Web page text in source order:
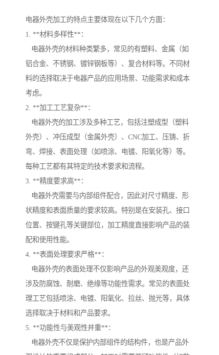
电器外壳加工的特点主要体现在以下几个方面：
1. **材料多样性**：
电器外壳的材料种类繁多，常见的有塑料、金属（如
铝合金、不锈钢、镀锌钢板等）、复合材料等。不同材
料的选择取决于电器产品的应用场景、功能需求和成本
考虑。
2. **加工工艺复杂**：
电器外壳的加工涉及多种工艺，包括注塑成型（塑料
外壳）、冲压成型（金属外壳）、CNC加工、压铸、折
弯、焊接、表面处理（如喷涂、电镀、阳氧化等）等。
每种工艺都有其特定的技术要求和流程。
3. **精度要求高**：
电器外壳需要与内部组件配合，因此对尺寸精度、形
状精度和表面质量的要求较高。特别是在安装孔、接口
位置、按键孔等关键部位，加工精度直接影响产品的装
配和使用性能。
4. **表面处理要求严格**：
电器外壳的表面处理不仅影响产品的外观美观度，还
涉及防腐蚀、耐磨、绝缘等功能性需求。常见的表面处
理工艺包括喷涂、电镀、阳氧化、拉丝、抛光等，具体
选择取决于材料和产品要求。
5. **功能性与美观性并重**：
电器外壳不仅是保护内部组件的结构件，也是产品外